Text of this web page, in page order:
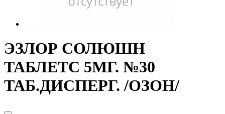
ЭЗЛОР СОЛЮШН
ТАБЛЕТС 5МГ. №30
ТАБ.ДИСПЕРГ. /ОЗОН/